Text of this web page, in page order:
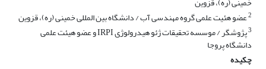
2عضو هئیت علمی گروه مهندسی آب / دانشگاه بین ‌المللی خمینی (ره)، قزوین
3 پژوشگر / موسسه تحقیقات ژئو هیدرولوژی IRPI و عضو هیئت علمی
دانشگاه پروجا
چکیده